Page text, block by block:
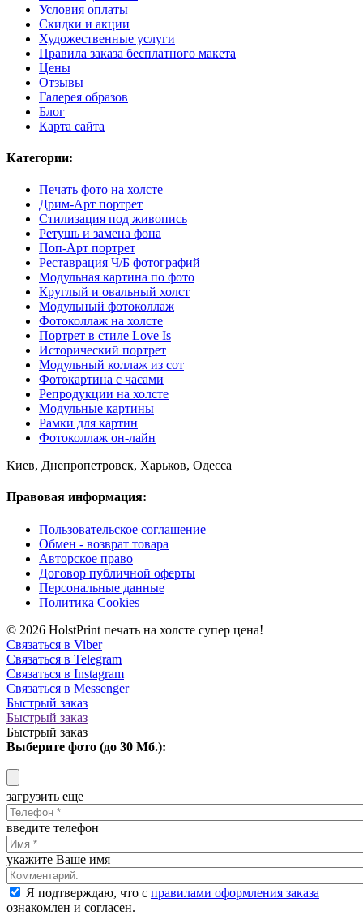
Условия оплаты
Скидки и акции
Художественные услуги
Правила заказа бесплатного макета
Цены
Отзывы
Галерея образов
Блог
Карта сайта
Категории:
Печать фото на холсте
Дрим-Арт портрет
Стилизация под живопись
Ретушь и замена фона
Поп-Арт портрет
Реставрация Ч/Б фотографий
Модульная картина по фото
Круглый и овальный холст
Модульный фотоколлаж
Фотоколлаж на холсте
Портрет в стиле Love Is
Исторический портрет
Модульный коллаж из сот
Фотокартина с часами
Репродукции на холсте
Модульные картины
Рамки для картин
Фотоколлаж он-лайн
Киев, Днепропетровск, Харьков, Одесса
Правовая информация:
Пользовательское соглашение
Обмен - возврат товара
Авторское право
Договор публичной оферты
Персональные данные
Политика Cookies
© 2026 HolstPrint печать на холсте супер цена!
Связаться в Viber
Связаться в Telegram
Связаться в Instagram
Связаться в Messenger
Быстрый заказ
Быстрый заказ
Быстрый заказ
Выберите фото (до 30 Мб.):
загрузить еще
введите телефон
укажите Ваше имя
Я подтверждаю, что с правилами оформления заказа
ознакомлен и согласен.